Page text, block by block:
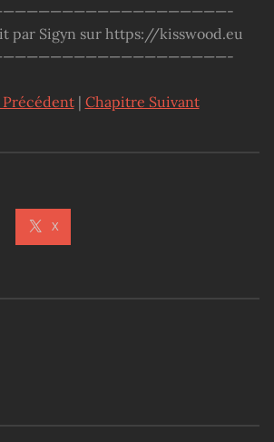
par Sigyn sur https://kisswood.eu
| Chapitre Suivant
X